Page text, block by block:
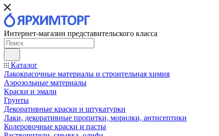
Интернет-магазин представительского класса
Каталог
Лакокрасочные материалы и строительная химия
Аэрозольные материалы
Краски и эмали
Грунты
Декоративные краски и штукатурки
Лаки, декоративные пропитки, морилки, антисептики
Колеровочные краски и пасты